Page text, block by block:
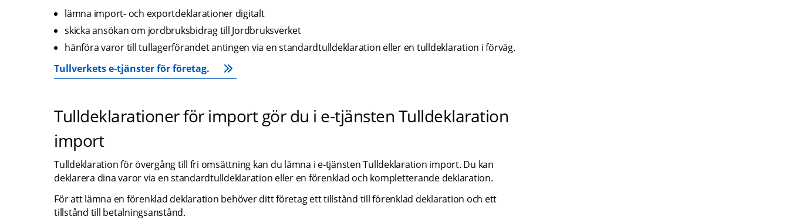
lämna import- och exportdeklarationer digitalt
skicka ansökan om jordbruksbidrag till Jordbruksverket
hänföra varor till tullagerförandet antingen via en standardtulldeklaration eller en tulldeklaration i förväg.
Tullverkets e‑tjänster för företag.
Tulldeklarationer för import gör du i e-tjänsten Tulldeklaration
import
Tulldeklaration för övergång till fri omsättning kan du lämna i e‑tjänsten Tulldeklaration import. Du kan
deklarera dina varor via en standardtulldeklaration eller en förenklad och kompletterande deklaration.
För att lämna en förenklad deklaration behöver ditt företag ett tillstånd till förenklad deklaration och ett
tillstånd till betalningsanstånd.